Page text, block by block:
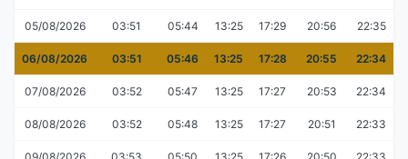
05/08/2026 03:51 05:44 13:25 17:29 20:56 22:35
06/08/2026 03:51 05:46 13:25 17:28 20:55 22:34
07/08/2026 03:52 05:47 13:25 17:27 20:53 22:34
08/08/2026 03:52 05:48 13:25 17:27 20:51 22:33